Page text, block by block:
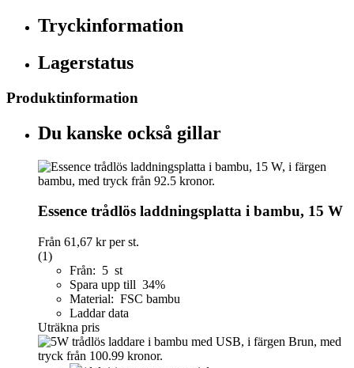
Tryckinformation
Lagerstatus
Produktinformation
Du kanske också gillar
Essence trådlös laddningsplatta i bambu, 15 W
Från 61,67 krper st.
(1)
Från: 5 st
Spara upp till 34%
Material: FSC bambu
Laddar data
Uträkna pris